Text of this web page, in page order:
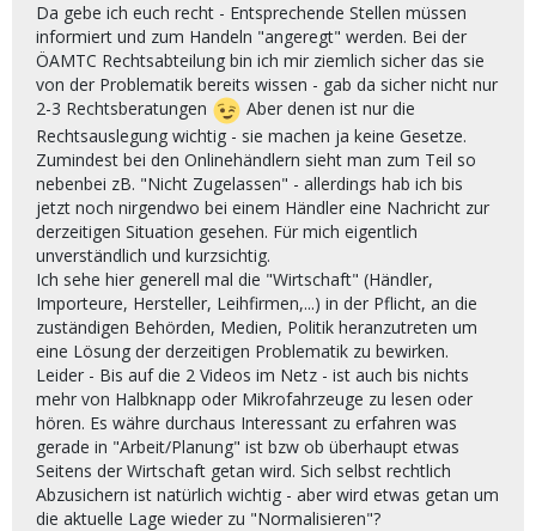
Da gebe ich euch recht - Entsprechende Stellen müssen
informiert und zum Handeln "angeregt" werden. Bei der
ÖAMTC Rechtsabteilung bin ich mir ziemlich sicher das sie
von der Problematik bereits wissen - gab da sicher nicht nur
2-3 Rechtsberatungen
Aber denen ist nur die
Rechtsauslegung wichtig - sie machen ja keine Gesetze.
Zumindest bei den Onlinehändlern sieht man zum Teil so
nebenbei zB. "Nicht Zugelassen" - allerdings hab ich bis
jetzt noch nirgendwo bei einem Händler eine Nachricht zur
derzeitigen Situation gesehen. Für mich eigentlich
unverständlich und kurzsichtig.
Ich sehe hier generell mal die "Wirtschaft" (Händler,
Importeure, Hersteller, Leihfirmen,...) in der Pflicht, an die
zuständigen Behörden, Medien, Politik heranzutreten um
eine Lösung der derzeitigen Problematik zu bewirken.
Leider - Bis auf die 2 Videos im Netz - ist auch bis nichts
mehr von Halbknapp oder Mikrofahrzeuge zu lesen oder
hören. Es währe durchaus Interessant zu erfahren was
gerade in "Arbeit/Planung" ist bzw ob überhaupt etwas
Seitens der Wirtschaft getan wird. Sich selbst rechtlich
Abzusichern ist natürlich wichtig - aber wird etwas getan um
die aktuelle Lage wieder zu "Normalisieren"?